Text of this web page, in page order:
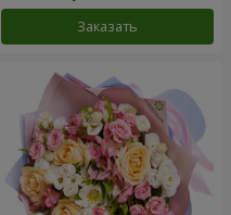
Заказать